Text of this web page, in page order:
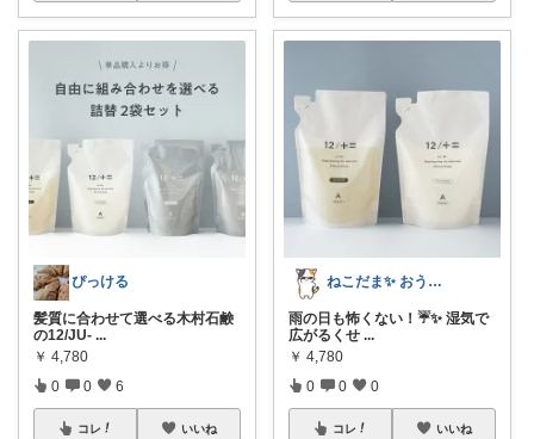
ぴっける
髪質に合わせて選べる木村石鹸
の12/JU- ...
￥ 4,780
0 0 6
コレ いいね
ねこだま✨ おうち時間充実ROOM🐾
雨の日も怖くない！☔️✨ 湿気で
広がるくせ ...
￥ 4,780
0 0 0
コレ いいね